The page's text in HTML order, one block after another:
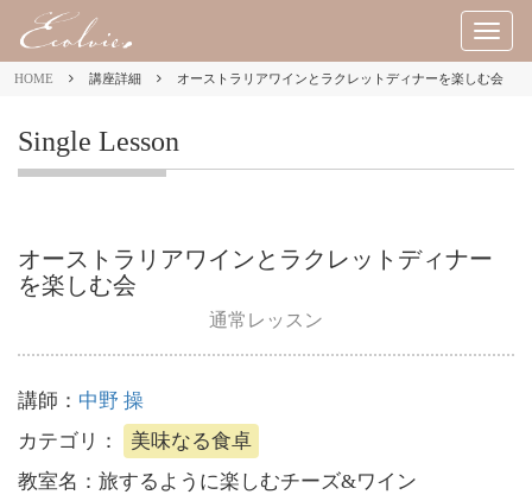
M
E
HOME 講座詳細 オーストラリアワインとラクレットディナーを楽しむ会
Single Lesson
オーストラリアワインとラクレットディナー
を楽しむ会
通常レッスン
講師： 中野 操
カテゴリ：
美味なる食卓
教室名： 旅するように楽しむチーズ&ワイン